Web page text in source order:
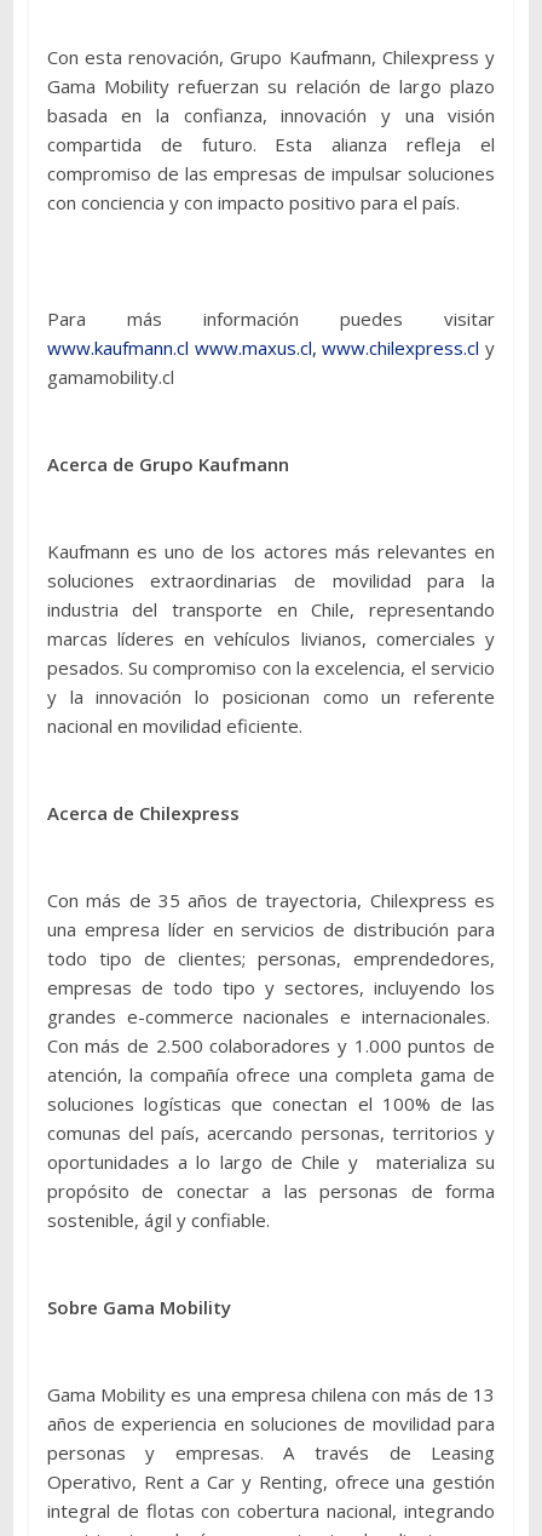
Con esta renovación, Grupo Kaufmann, Chilexpress y
Gama Mobility refuerzan su relación de largo plazo
basada en la confianza, innovación y una visión
compartida de futuro. Esta alianza refleja el
compromiso de las empresas de impulsar soluciones
con conciencia y con impacto positivo para el país.
Para más información puedes visitar
www.kaufmann.cl www.maxus.cl, www.chilexpress.cl y
gamamobility.cl
Acerca de Grupo Kaufmann
Kaufmann es uno de los actores más relevantes en
soluciones extraordinarias de movilidad para la
industria del transporte en Chile, representando
marcas líderes en vehículos livianos, comerciales y
pesados. Su compromiso con la excelencia, el servicio
y la innovación lo posicionan como un referente
nacional en movilidad eficiente.
Acerca de Chilexpress
Con más de 35 años de trayectoria, Chilexpress es
una empresa líder en servicios de distribución para
todo tipo de clientes; personas, emprendedores,
empresas de todo tipo y sectores, incluyendo los
grandes e-commerce nacionales e internacionales.
Con más de 2.500 colaboradores y 1.000 puntos de
atención, la compañía ofrece una completa gama de
soluciones logísticas que conectan el 100% de las
comunas del país, acercando personas, territorios y
oportunidades a lo largo de Chile y materializa su
propósito de conectar a las personas de forma
sostenible, ágil y confiable.
Sobre Gama Mobility
Gama Mobility es una empresa chilena con más de 13
años de experiencia en soluciones de movilidad para
personas y empresas. A través de Leasing
Operativo, Rent a Car y Renting, ofrece una gestión
integral de flotas con cobertura nacional, integrando